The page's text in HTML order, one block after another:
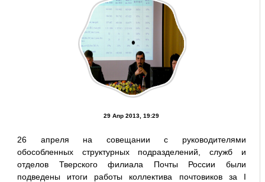
29 Апр 2013, 19:29
26 апреля на совещании с руководителями
обособленных структурных подразделений, служб и
отделов Тверского филиала Почты России были
подведены итоги работы коллектива почтовиков за I